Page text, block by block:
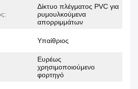
Δίκτυο πλέγματος PVC για
ρυμουλκούμενα
απορριμμάτων
Υπαίθριος
Ευρέως
χρησιμοποιούμενο
φορτηγό